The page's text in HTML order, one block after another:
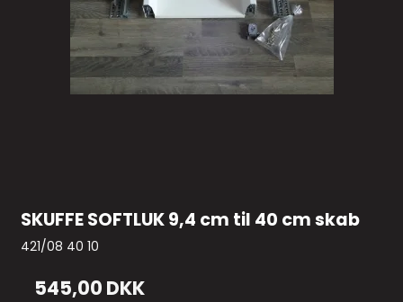
SKUFFE SOFTLUK 9,4 cm til 40 cm skab
421/08 40 10
545,00 DKK